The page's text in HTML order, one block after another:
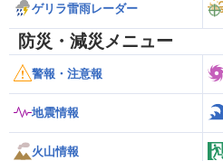
ゲリラ雷雨レーダー
防災・減災メニュー
警報・注意報
地震情報
火山情報